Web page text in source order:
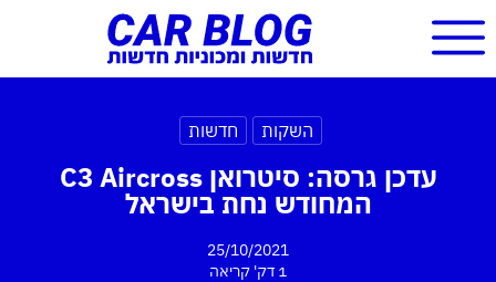
השקות חדשות
עדכן גרסה: סיטרואן C3 Aircross
המחודש נחת בישראל
25/10/2021
1 דק'
קריאה